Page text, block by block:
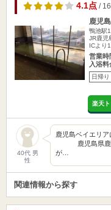
4.1点/
鹿児
鴨池駅
JR鹿児
ICより
営業時
入浴料
日帰り
楽天
40代 男
性
鹿児島ベイ
鹿児島県鹿児
が…
関連情報から探す